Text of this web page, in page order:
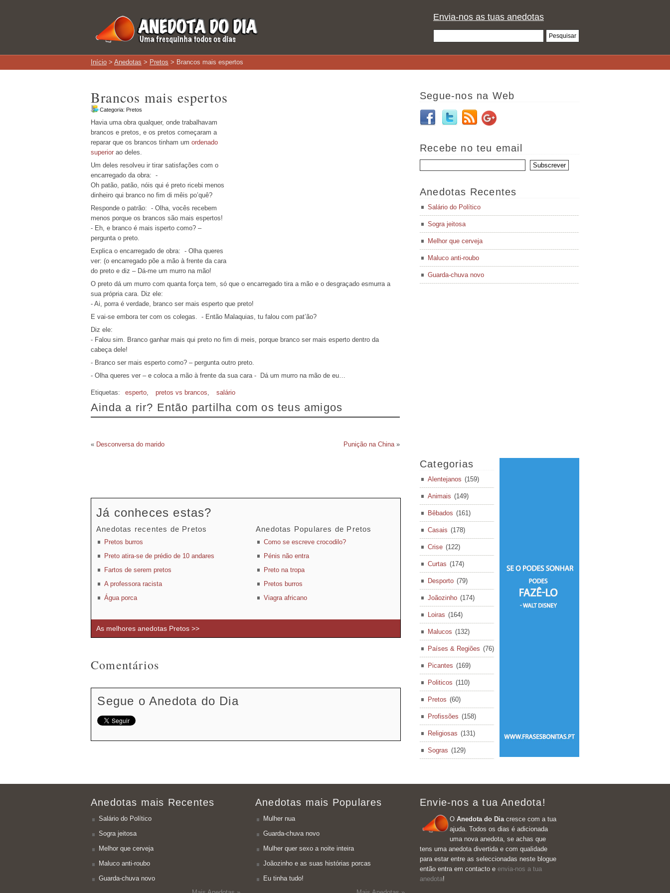
Envia-nos as tuas anedotas
Início > Anedotas > Pretos > Brancos mais espertos
Brancos mais espertos
Categoria: Pretos
Havia uma obra qualquer, onde trabalhavam
brancos e pretos, e os pretos começaram a
reparar que os brancos tinham um ordenado
superior ao deles.
Um deles resolveu ir tirar satisfações com o
encarregado da obra: -
Oh patão, patão, nóis qui é preto ricebi menos
dinheiro qui branco no fim di mêis po’quê?
Responde o patrão: - Olha, vocês recebem
menos porque os brancos são mais espertos!
- Eh, e branco é mais isperto como? –
pergunta o preto.
Explica o encarregado de obra: - Olha queres
ver: (o encarregado põe a mão à frente da cara
do preto e diz – Dá-me um murro na mão!
O preto dá um murro com quanta força tem, só que o encarregado tira a mão e o desgraçado esmurra a
sua própria cara. Diz ele:
- Ai, porra é verdade, branco ser mais esperto que preto!
E vai-se embora ter com os colegas. - Então Malaquias, tu falou com pat’ão?
Diz ele:
- Falou sim. Branco ganhar mais qui preto no fim di meis, porque branco ser mais esperto dentro da
cabeça dele!
- Branco ser mais esperto como? – pergunta outro preto.
- Olha queres ver – e coloca a mão à frente da sua cara - Dá um murro na mão de eu…
Ainda a rir? Então partilha com os teus amigos
Etiquetas: esperto, pretos vs brancos, salário
« Desconversa do marido Punição na China»
Já conheces estas?
Anedotas recentes de Pretos
Pretos burros
Preto atira-se de prédio de 10 andares
Fartos de serem pretos
A professora racista
Água porca
Anedotas Populares de Pretos
Como se escreve crocodilo?
Pénis não entra
Preto na tropa
Pretos burros
Viagra africano
As melhores anedotas Pretos >>
Comentários
Segue o Anedota do Dia
Segue-nos na Web
Recebe no teu email
Anedotas Recentes
Salário do Político
Sogra jeitosa
Melhor que cerveja
Maluco anti-roubo
Guarda-chuva novo
Categorias
Alentejanos (159)
Animais (149)
Bêbados (161)
Casais (178)
Crise (122)
Curtas (174)
Desporto (79)
Joãozinho (174)
Loiras (164)
Malucos (132)
Países & Regiões (76)
Picantes (169)
Politicos (110)
Pretos (60)
Profissões (158)
Religiosas (131)
Sogras (129)
Anedotas mais Recentes
Salário do Político
Sogra jeitosa
Melhor que cerveja
Maluco anti-roubo
Guarda-chuva novo
Anedotas mais Populares
Mulher nua
Guarda-chuva novo
Mulher quer sexo a noite inteira
Joãozinho e as suas histórias porcas
Eu tinha tudo!
Envie-nos a tua Anedota!
O Anedota do Diacresce com a tua
ajuda. Todos os dias é adicionada
uma nova anedota, se achas que
tens uma anedota divertida e com qualidade
para estar entre as seleccionadas neste blogue
então entra em contacto e envia-nos a tua
anedota!